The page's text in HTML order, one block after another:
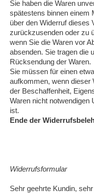
Sie haben die Waren
spätestens binnen einem
über den Widerruf dieses
zurückzusenden oder zu
wenn Sie die Waren vor
absenden. Sie tragen die
Rücksendung der Waren.
Sie müssen für einen
aufkommen, wenn dieser
der Beschaffenheit,
Waren nicht notwendigen
ist.
Ende der
Widerrufsformular
Sehr geehrte Kundin,